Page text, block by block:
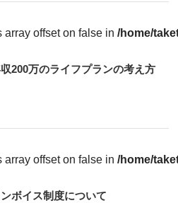
array offset on false in /home/
200万のライフプランの考え方
array offset on false in /home/
ボイス制度について